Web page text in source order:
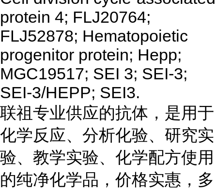
protein 4; FLJ20764;
FLJ52878; Hematopoietic
progenitor protein; Hepp;
MGC19517; SEI 3; SEI-3;
SEI-3/HEPP; SEI3.
联祖专业供应的抗体，是用于
化学反应、分析化验、研究实
验、教学实验、化学配方使用
的纯净化学品，价格实惠，多